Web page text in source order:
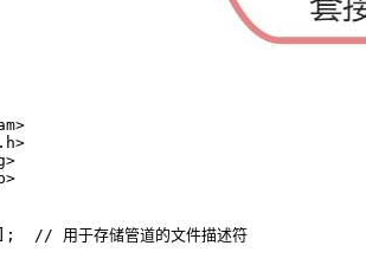
// 用于存储管道的文件描述符